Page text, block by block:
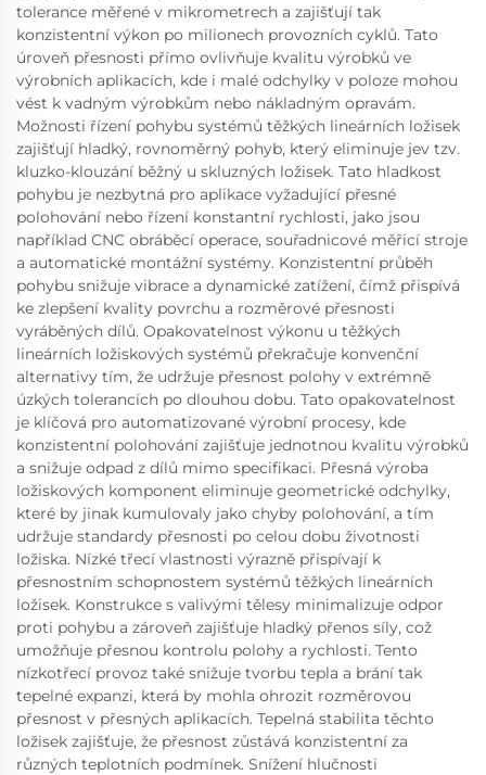
tolerance měřené v mikrometrech a zajišťují tak
konzistentní výkon po milionech provozních cyklů. Tato
úroveň přesnosti přímo ovlivňuje kvalitu výrobků ve
výrobních aplikacích, kde i malé odchylky v poloze mohou
vést k vadným výrobkům nebo nákladným opravám.
Možnosti řízení pohybu systémů těžkých lineárních ložisek
zajišťují hladký, rovnoměrný pohyb, který eliminuje jev tzv.
kluzko-klouzání běžný u skluzných ložisek. Tato hladkost
pohybu je nezbytná pro aplikace vyžadující přesné
polohování nebo řízení konstantní rychlosti, jako jsou
například CNC obráběcí operace, souřadnicové měřicí stroje
a automatické montážní systémy. Konzistentní průběh
pohybu snižuje vibrace a dynamické zatížení, čímž přispívá
ke zlepšení kvality povrchu a rozměrové přesnosti
vyráběných dílů. Opakovatelnost výkonu u těžkých
lineárních ložiskových systémů překračuje konvenční
alternativy tím, že udržuje přesnost polohy v extrémně
úzkých tolerancích po dlouhou dobu. Tato opakovatelnost
je klíčová pro automatizované výrobní procesy, kde
konzistentní polohování zajišťuje jednotnou kvalitu výrobků
a snižuje odpad z dílů mimo specifikaci. Přesná výroba
ložiskových komponent eliminuje geometrické odchylky,
které by jinak kumulovaly jako chyby polohování, a tím
udržuje standardy přesnosti po celou dobu životnosti
ložiska. Nízké třecí vlastnosti výrazně přispívají k
přesnostním schopnostem systémů těžkých lineárních
ložisek. Konstrukce s valivými tělesy minimalizuje odpor
proti pohybu a zároveň zajišťuje hladký přenos síly, což
umožňuje přesnou kontrolu polohy a rychlosti. Tento
nízkotřecí provoz také snižuje tvorbu tepla a brání tak
tepelné expanzi, která by mohla ohrozit rozměrovou
přesnost v přesných aplikacích. Tepelná stabilita těchto
ložisek zajišťuje, že přesnost zůstává konzistentní za
různých teplotních podmínek. Snížení hlučnosti